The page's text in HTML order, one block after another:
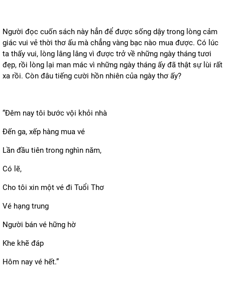
Người đọc cuốn sách này hẳn để được sống dậy trong lòng cảm
giác vui vẻ thời thơ ấu mà chẳng vàng bạc nào mua được. Có lúc
ta thấy vui, lòng lâng lâng vì được trở về những ngày tháng tươi
đẹp, rồi lòng lại man mác vì những ngày tháng ấy đã thật sự lùi rất
xa rồi. Còn đâu tiếng cười hồn nhiên của ngày thơ ấy?
“Đêm nay tôi bước vội khỏi nhà
Đến ga, xếp hàng mua vé
Lần đầu tiên trong nghìn năm,
Có lẽ,
Cho tôi xin một vé đi Tuổi Thơ
Vé hạng trung
Người bán vé hững hờ
Khe khẽ đáp
Hôm nay vé hết.”